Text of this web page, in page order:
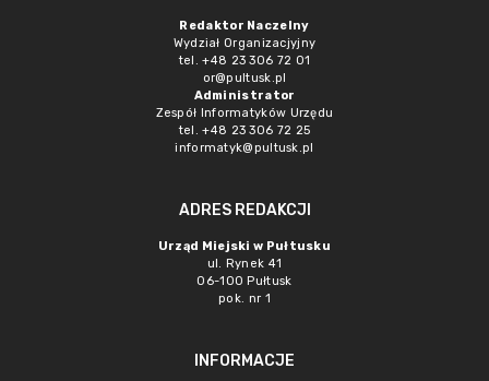
Redaktor Naczelny
Wydział Organizacjyjny
tel. +48 23 306 72 01
or@pultusk.pl
Administrator
Zespół Informatyków Urzędu
tel. +48 23 306 72 25
informatyk@pultusk.pl
ADRES REDAKCJI
Urząd Miejski w Pułtusku
ul. Rynek 41
06-100 Pułtusk
pok. nr 1
INFORMACJE